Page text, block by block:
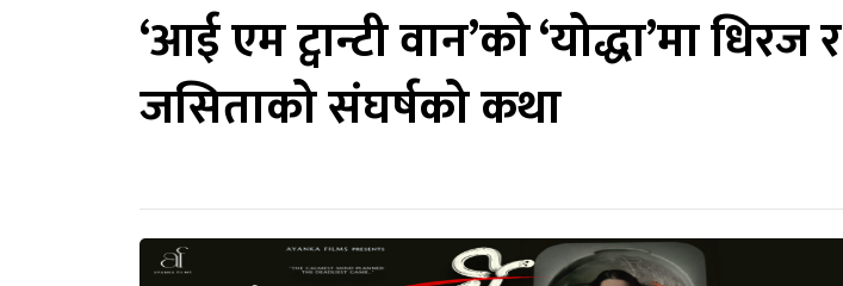
‘आई एम ट्वान्टी वान’को ‘योद्धा’मा धिरज र
जसिताको संघर्षको कथा